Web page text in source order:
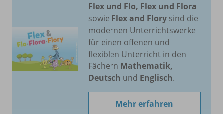
Flex und Flo, Flex und Flora
sowie Flex and Flory sind die
modernen Unterrichtswerke
für einen offenen und
flexiblen Unterricht in den
Fächern Mathematik,
Deutsch und Englisch.
Mehr erfahren